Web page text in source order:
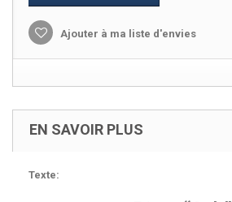
Ajouter à ma liste d'envies
EN SAVOIR PLUS
Texte: